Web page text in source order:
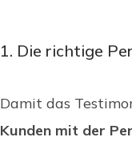
1. Die richtige
Damit das
Kunden mit der